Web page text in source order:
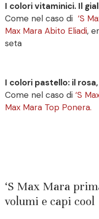
I colori vitaminici. Il
Come nel caso di ‘S
Max Mara Abito Eliadi,
seta
I colori pastello: il
Come nel caso di ‘S
Max Mara Top Ponera.
‘S Max Mara
volumi e capi cool